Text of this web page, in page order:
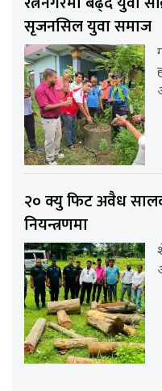
सृजनसिल युवा समाज
२० क्यु फिट अवैध
नियन्त्रणमा